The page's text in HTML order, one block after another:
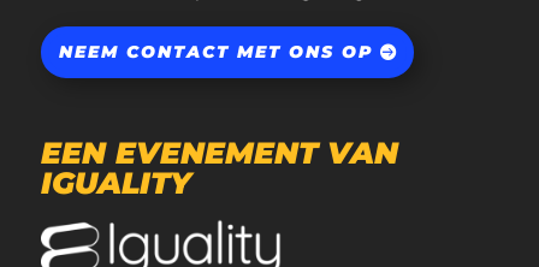
NEEM CONTACT MET ONS OP
EEN EVENEMENT VAN
IGUALITY